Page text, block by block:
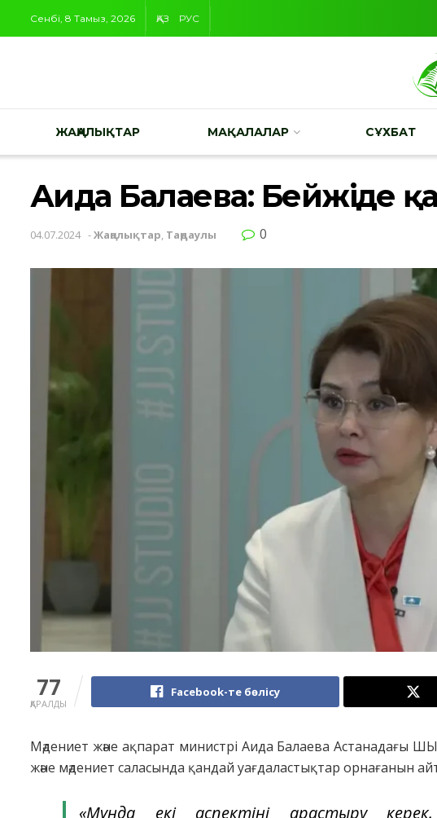
Сенбі, 8 Тамыз, 2026 ҚАЗ РУС
ЖАҢАЛЫҚТАР МАҚАЛАЛАР СҰХБАТ
Аида Балаева: Бейжіңде
04.07.2024 -Жаңалықтар, Таңдаулы 0
77
ҚАРАЛДЫ
Facebook-те бөлісу
Мәдениет және ақпарат министрі Аида Балаева Астанадағы
және мәдениет саласында қандай уағдаластықтар орнағанын
«Мұнда екі аспектіні қарастыру